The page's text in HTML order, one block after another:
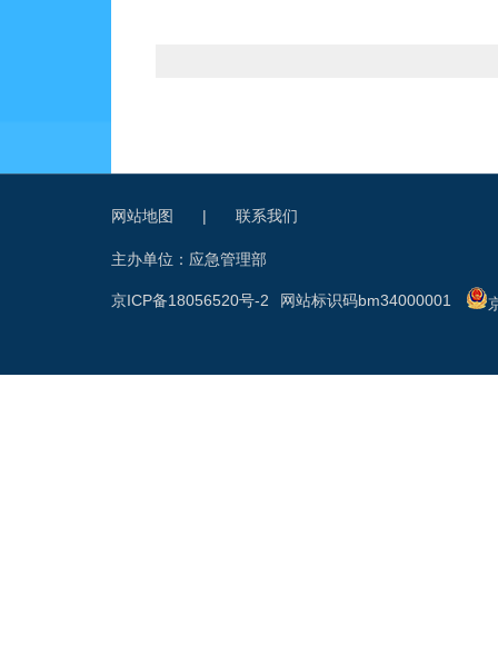
网站地图 | 联系我们
主办单位：应急管理部
网站标识码bm34000001
京ICP备18056520号-2